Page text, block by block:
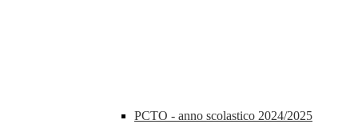
PCTO - anno scolastico 2024/2025